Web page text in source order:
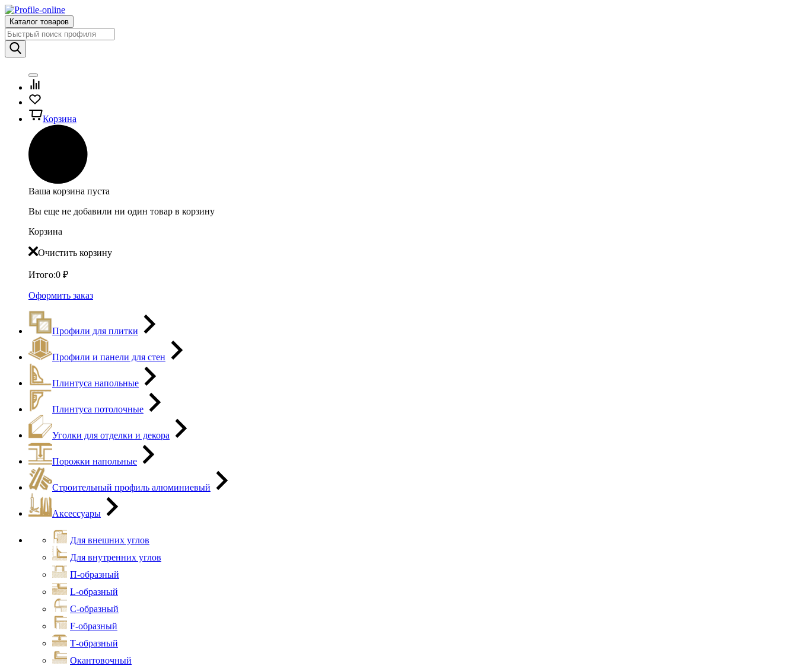
Каталог товаров
Корзина
Ваша корзина пуста
Вы еще не добавили ни один товар в корзину
Корзина
Очистить корзину
Итого:0 ₽
Оформить заказ
Профили для плитки
Профили и панели для стен
Плинтуса напольные
Плинтуса потолочные
Уголки для отделки и декора
Порожки напольные
Строительный профиль алюминиевый
Аксессуары
Для внешних углов
Для внутренних углов
П-образный
L-образный
С-образный
F-образный
Т-образный
Окантовочный